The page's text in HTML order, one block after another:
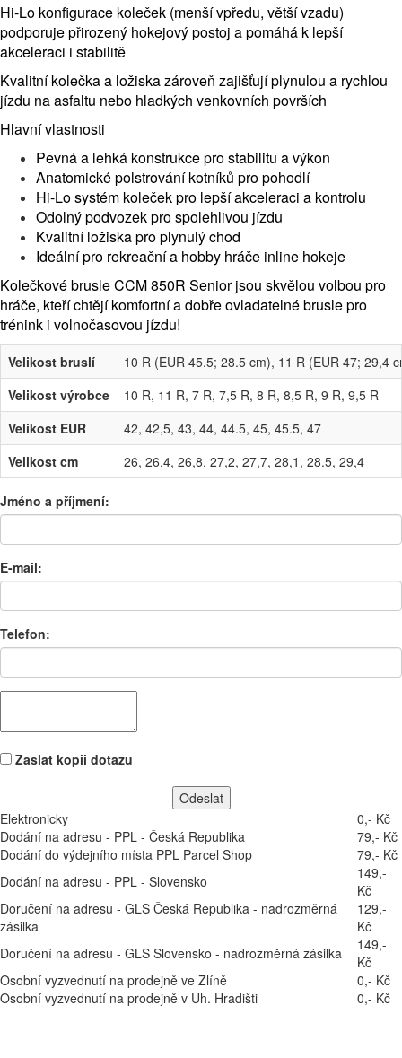
Hi-Lo konfigurace koleček (menší vpředu, větší vzadu)
podporuje přirozený hokejový postoj a pomáhá k lepší
akceleraci i stabilitě
Kvalitní kolečka a ložiska zároveň zajišťují plynulou a rychlou
jízdu na asfaltu nebo hladkých venkovních površích
Hlavní vlastnosti
Pevná a lehká konstrukce pro stabilitu a výkon
Anatomické polstrování kotníků pro pohodlí
Hi-Lo systém koleček pro lepší akceleraci a kontrolu
Odolný podvozek pro spolehlivou jízdu
Kvalitní ložiska pro plynulý chod
Ideální pro rekreační a hobby hráče inline hokeje
Kolečkové brusle CCM 850R Senior jsou skvělou volbou pro
hráče, kteří chtějí komfortní a dobře ovladatelné brusle pro
trénink i volnočasovou jízdu!
Velikost bruslí
10 R (EUR 45.5; 28.5 cm), 11 R (EUR 47; 29,4
Velikost výrobce
10 R, 11 R, 7 R, 7,5 R, 8 R, 8,5 R, 9 R, 9,5 R
Velikost EUR
42, 42,5, 43, 44, 44.5, 45, 45.5, 47
Velikost cm
26, 26,4, 26,8, 27,2, 27,7, 28,1, 28.5, 29,4
Jméno a příjmení:
E-mail:
Telefon:
Zaslat kopii dotazu
Elektronicky
0,- Kč
Dodání na adresu - PPL - Česká Republika
79,- Kč
Dodání do výdejního místa PPL Parcel Shop
79,- Kč
Dodání na adresu - PPL - Slovensko
149,-
Kč
Doručení na adresu - GLS Česká Republika - nadrozměrná
zásilka
129,-
Kč
Doručení na adresu - GLS Slovensko - nadrozměrná zásilka
149,-
Kč
Osobní vyzvednutí na prodejně ve Zlíně
0,- Kč
Osobní vyzvednutí na prodejně v Uh. Hradišti
0,- Kč